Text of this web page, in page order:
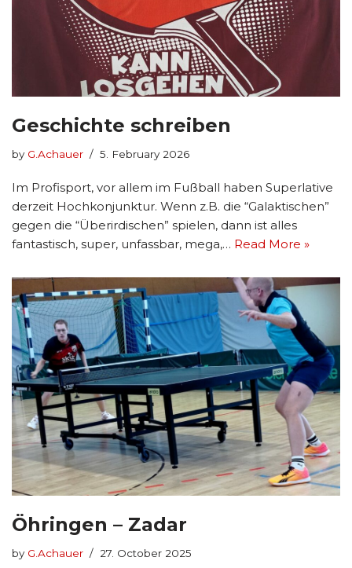
Geschichte schreiben
by G.Achauer 5. February 2026
Im Profisport, vor allem im Fußball haben Superlative
derzeit Hochkonjunktur. Wenn z.B. die “Galaktischen”
gegen die “Überirdischen” spielen, dann ist alles
fantastisch, super, unfassbar, mega,… Read More »
Öhringen – Zadar
by G.Achauer 27. October 2025